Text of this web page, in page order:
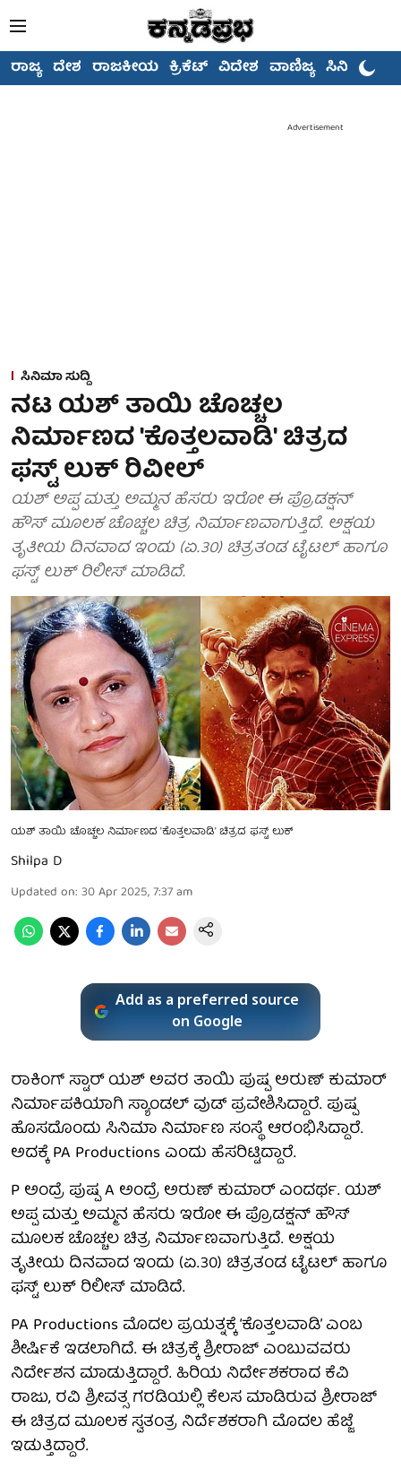
ರಾಜ್ಯ ದೇಶ ರಾಜಕೀಯ ಕ್ರಿಕೆಟ್ ವಿದೇಶ ವಾಣಿಜ್ಯ ಸಿನಿಮಾ
Advertisement
ಸಿನಿಮಾ ಸುದ್ದಿ
ನಟ ಯಶ್‌ ತಾಯಿ ಚೊಚ್ಚಲ
ನಿರ್ಮಾಣದ 'ಕೊತ್ತಲವಾಡಿ' ಚಿತ್ರದ
ಫಸ್ಟ್‌ ಲುಕ್‌ ರಿವೀಲ್
ಯಶ್ ಅಪ್ಪ ಮತ್ತು ಅಮ್ಮನ ಹೆಸರು ಇರೋ ಈ ಪ್ರೊಡಕ್ಷನ್
ಹೌಸ್‌ ಮೂಲಕ ಚೊಚ್ಚಲ ಚಿತ್ರ ನಿರ್ಮಾಣವಾಗುತ್ತಿದೆ. ಅಕ್ಷಯ
ತೃತೀಯ ದಿನವಾದ ಇಂದು (ಏ.30) ಚಿತ್ರತಂಡ ಟೈಟಲ್ ಹಾಗೂ
ಫಸ್ಟ್ ಲುಕ್ ರಿಲೀಸ್ ಮಾಡಿದೆ.
ಯಶ್‌ ತಾಯಿ ಚೊಚ್ಚಲ ನಿರ್ಮಾಣದ 'ಕೊತ್ತಲವಾಡಿ' ಚಿತ್ರದ ಫಸ್ಟ್‌ ಲುಕ್‌
Shilpa D
Updated on: 30 Apr 2025, 7:37 am
Add as a preferred source
on Google
ರಾಕಿಂಗ್‌ ಸ್ಟಾರ್‌ ಯಶ್‌ ಅವರ ತಾಯಿ ಪುಷ್ಪ ಅರುಣ್ ಕುಮಾರ್
ನಿರ್ಮಾಪಕಿಯಾಗಿ ಸ್ಯಾಂಡಲ್ ವುಡ್ ಪ್ರವೇಶಿಸಿದ್ದಾರೆ. ಪುಷ್ಪ
ಹೊಸದೊಂದು ಸಿನಿಮಾ ನಿರ್ಮಾಣ ಸಂಸ್ಥೆ ಆರಂಭಿಸಿದ್ದಾರೆ.
ಅದಕ್ಕೆ PA Productions ಎಂದು ಹೆಸರಿಟ್ಟಿದ್ದಾರೆ.
P ಅಂದ್ರೆ ಪುಷ್ಪ A ಅಂದ್ರೆ ಅರುಣ್ ಕುಮಾರ್ ಎಂದರ್ಥ. ಯಶ್
ಅಪ್ಪ ಮತ್ತು ಅಮ್ಮನ ಹೆಸರು ಇರೋ ಈ ಪ್ರೊಡಕ್ಷನ್ ಹೌಸ್‌
ಮೂಲಕ ಚೊಚ್ಚಲ ಚಿತ್ರ ನಿರ್ಮಾಣವಾಗುತ್ತಿದೆ. ಅಕ್ಷಯ
ತೃತೀಯ ದಿನವಾದ ಇಂದು (ಏ.30) ಚಿತ್ರತಂಡ ಟೈಟಲ್ ಹಾಗೂ
ಫಸ್ಟ್ ಲುಕ್ ರಿಲೀಸ್ ಮಾಡಿದೆ.
PA Productions ಮೊದಲ ಪ್ರಯತ್ನಕ್ಕೆ ‘ಕೊತ್ತಲವಾಡಿ’ ಎಂಬ
ಶೀರ್ಷಿಕೆ ಇಡಲಾಗಿದೆ. ಈ ಚಿತ್ರಕ್ಕೆ ಶ್ರೀರಾಜ್ ಎಂಬುವವರು
ನಿರ್ದೇಶನ ಮಾಡುತ್ತಿದ್ದಾರೆ. ಹಿರಿಯ ನಿರ್ದೇಶಕರಾದ ಕೆವಿ
ರಾಜು, ರವಿ ಶ್ರೀವತ್ಸ ಗರಡಿಯಲ್ಲಿ ಕೆಲಸ ಮಾಡಿರುವ ಶ್ರೀರಾಜ್
ಈ ಚಿತ್ರದ ಮೂಲಕ ಸ್ವತಂತ್ರ ನಿರ್ದೆಶಕರಾಗಿ ಮೊದಲ ಹೆಜ್ಜೆ
ಇಡುತ್ತಿದ್ದಾರೆ.